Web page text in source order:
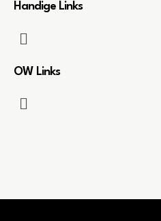
Handige Links
OW Links